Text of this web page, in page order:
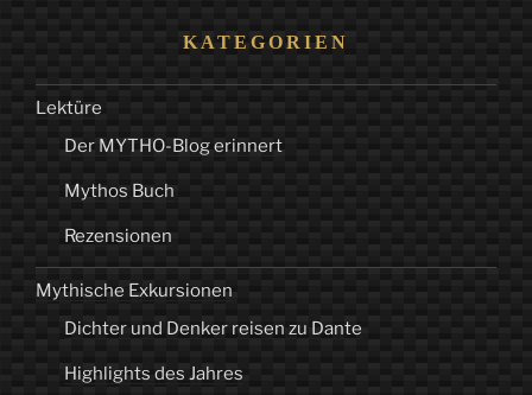
KATEGORIEN
Lektüre
Der MYTHO-Blog erinnert
Mythos Buch
Rezensionen
Mythische Exkursionen
Dichter und Denker reisen zu Dante
Highlights des Jahres